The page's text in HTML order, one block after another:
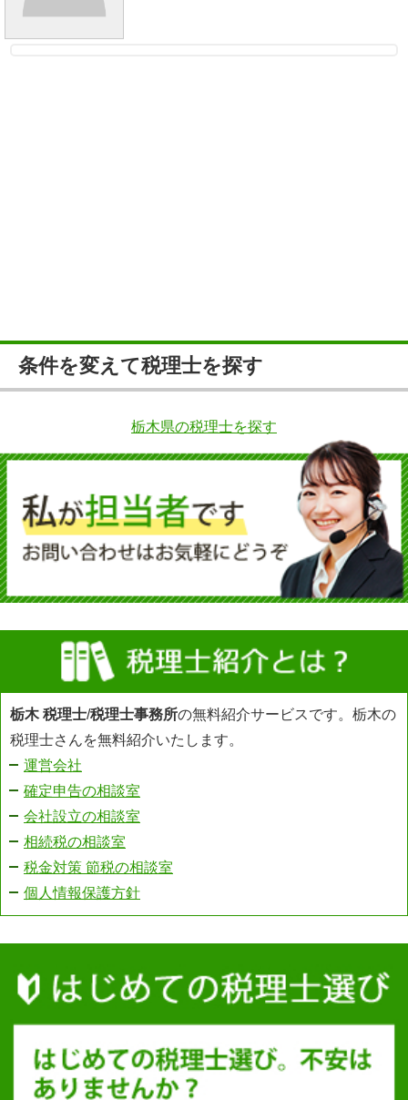
条件を変えて税理士を探す
栃木県の税理士を探す
栃木 税理士/税理士事務所の無料紹介サービスです。栃木の
税理士さんを無料紹介いたします。
運営会社
確定申告の相談室
会社設立の相談室
相続税の相談室
税金対策 節税の相談室
個人情報保護方針